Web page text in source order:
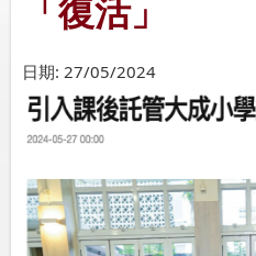
「復活」
日期: 27/05/2024